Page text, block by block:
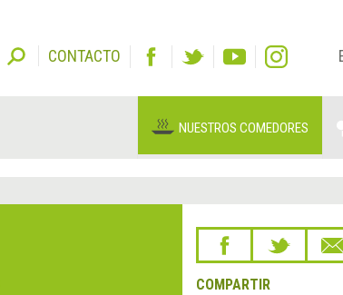
CONTACTO
NUESTROS COMEDORES
COMPARTIR